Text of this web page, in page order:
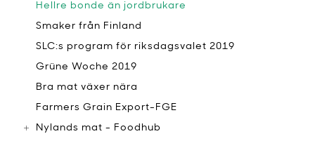
Hellre bonde än jordbrukare
Smaker från Finland
SLC:s program för riksdagsvalet 2019
Grüne Woche 2019
Bra mat växer nära
Farmers Grain Export-FGE
Nylands mat - Foodhub